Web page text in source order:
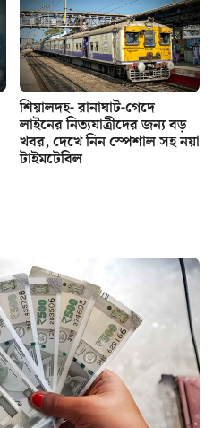
শিয়ালদহ- রানাঘাট-গেদে
লাইনের নিত্যযাত্রীদের জন্য বড়
খবর, দেখে নিন স্পেশাল সহ নয়া
টাইমটেবিল